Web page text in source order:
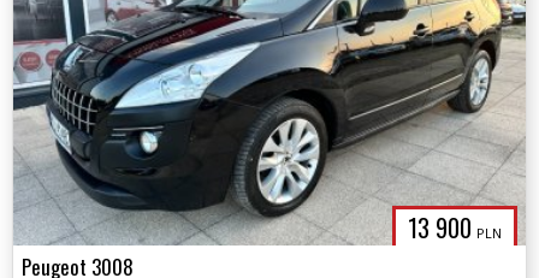
13 900 PLN
Peugeot 3008